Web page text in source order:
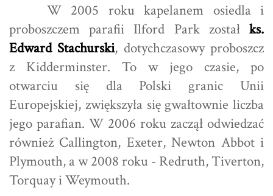
W 2005 roku kapelanem osiedla i
proboszczem parafii Ilford Park został ks.
Edward Stachurski, dotychczasowy proboszcz
z Kidderminster. To w jego czasie, po
otwarciu się dla Polski granic Unii
Europejskiej, zwiększyła się gwałtownie liczba
jego parafian. W 2006 roku zaczął odwiedzać
również Callington, Exeter, Newton Abbot i
Plymouth, a w 2008 roku - Redruth, Tiverton,
Torquay i Weymouth.